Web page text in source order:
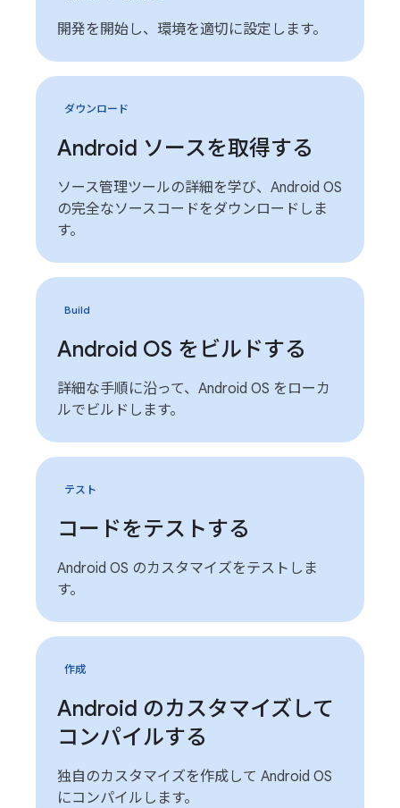
開発を開始し、環境を適切に設定します。
ダウンロード
Android ソースを取得する
ソース管理ツールの詳細を学び、Android OS
の完全なソースコードをダウンロードしま
す。
Build
Android OS をビルドする
詳細な手順に沿って、Android OS をローカ
ルでビルドします。
テスト
コードをテストする
Android OS のカスタマイズをテストしま
す。
作成
Android のカスタマイズして
コンパイルする
独自のカスタマイズを作成して Android OS
にコンパイルします。